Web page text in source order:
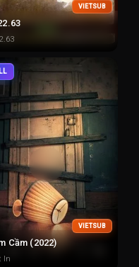
VIETSUB
VIETSUB
Cầm (2022)
In